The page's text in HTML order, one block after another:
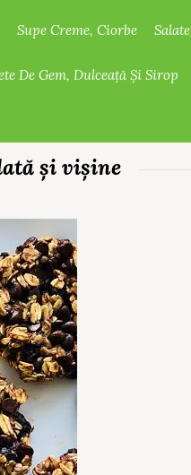
Supe Creme, Ciorbe Salate
De Gem, Dulceață Și Sirop
și vișine